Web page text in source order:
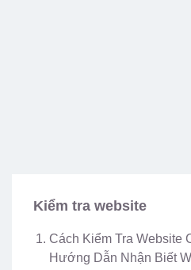
Kiểm tra website
Cách Kiểm Tra Website
Hướng Dẫn Nhận Biết